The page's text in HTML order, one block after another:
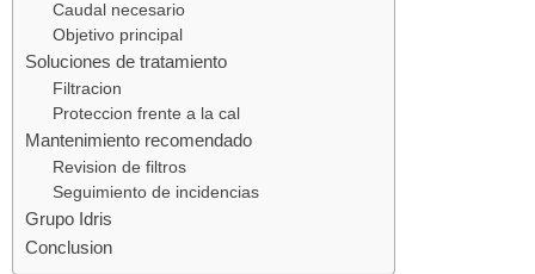
Caudal necesario
Objetivo principal
Soluciones de tratamiento
Filtracion
Proteccion frente a la cal
Mantenimiento recomendado
Revision de filtros
Seguimiento de incidencias
Grupo Idris
Conclusion